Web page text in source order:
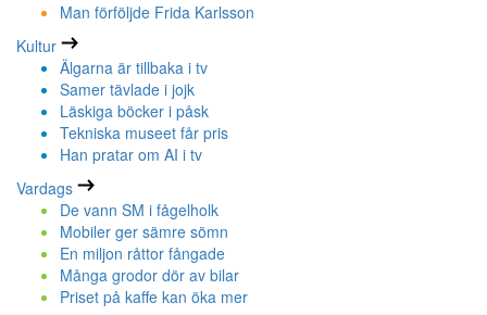
Man förföljde Frida Karlsson
Kultur
Älgarna är tillbaka i tv
Samer tävlade i jojk
Läskiga böcker i påsk
Tekniska museet får pris
Han pratar om AI i tv
Vardags
De vann SM i fågelholk
Mobiler ger sämre sömn
En miljon råttor fångade
Många grodor dör av bilar
Priset på kaffe kan öka mer